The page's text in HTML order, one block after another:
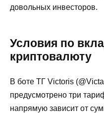
довольных инвесторов.
Условия по
криптовалюту
В боте ТГ Victoris
предусмотрено три
напрямую зависит от